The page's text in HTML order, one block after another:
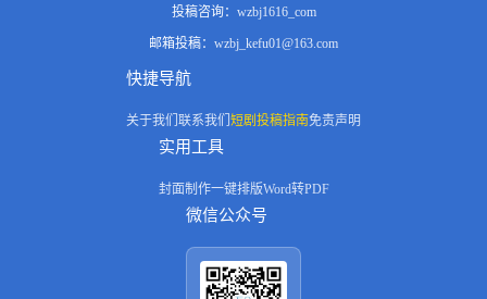
投稿咨询： wzbj1616_com
邮箱投稿： wzbj_kefu01@163.com
快捷导航
关于我们 联系我们 短剧投稿指南免责声明
实用工具
封面制作一键排版Word转PDF
微信公众号